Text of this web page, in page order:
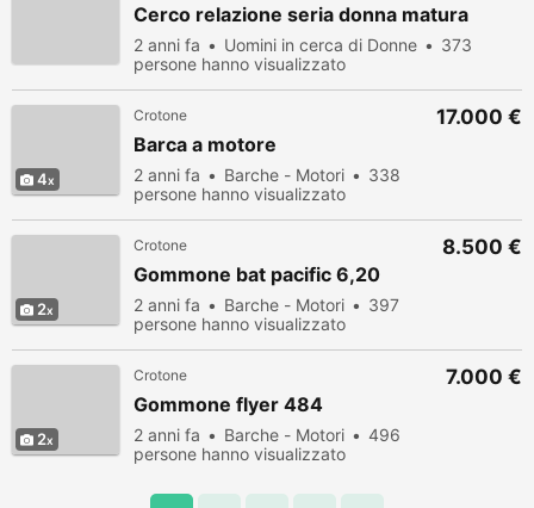
Cerco relazione seria donna matura
2 anni fa Uomini in cerca di Donne
373
persone hanno visualizzato
4
Crotone
Barca a motore
2 anni fa Barche - Motori
338
persone hanno visualizzato
17.000 €
2
Crotone
Gommone bat pacific 6,20
2 anni fa Barche - Motori
397
persone hanno visualizzato
8.500 €
2
Crotone
Gommone flyer 484
2 anni fa Barche - Motori
496
persone hanno visualizzato
7.000 €